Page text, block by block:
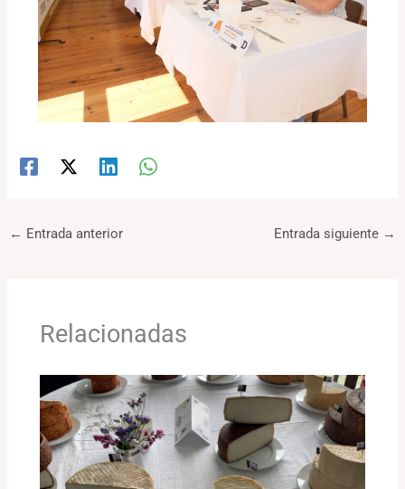
← Entrada anterior Entrada siguiente →
Relacionadas